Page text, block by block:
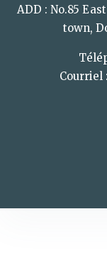
ADD : No.85
town,
Courriel